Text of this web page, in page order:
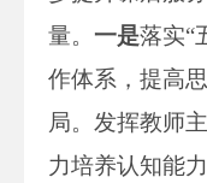
量。 一是落实“
作体系，提高
局。发挥教师
力培养认知能